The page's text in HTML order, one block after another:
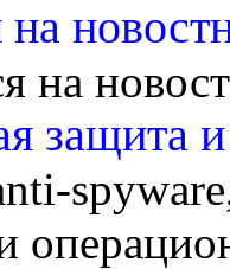
на
защита